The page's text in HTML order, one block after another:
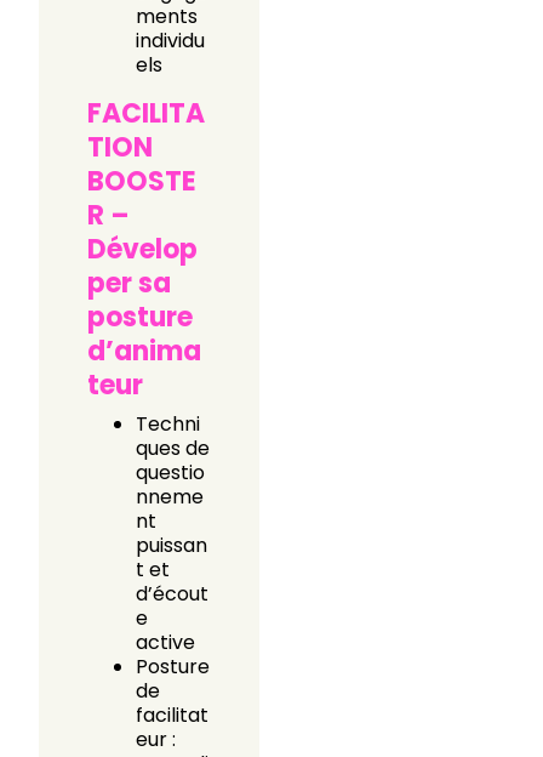
ments
individu
els
FACILITA
TION
BOOSTE
R –
Dévelop
per sa
posture
d’anima
teur
Techni
ques de
questio
nneme
nt
puissan
t et
d’écout
e
active
Posture
de
facilitat
eur :